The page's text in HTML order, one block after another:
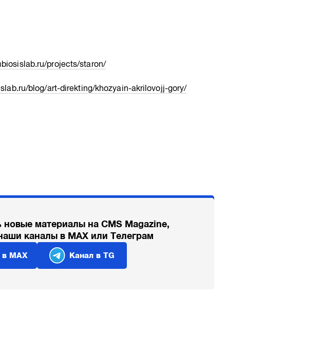
projects/staron/
blog/art-direkting/khozyain-akrilovojj-gory/
новые материалы на CMS Magazine,
каналы в MAX или Телеграм
в MAX Канал в TG